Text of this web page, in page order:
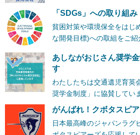
「SDGs」への取り組み
貧困対策や環境保全をはじ
な開発目標)への取組をご紹
あしながおじさん奨学
す
わたしたちは交通遺児育英
奨学金制度」に協賛してい
がんばれ！クボタスピア
日本最高峰のジャパンラグ